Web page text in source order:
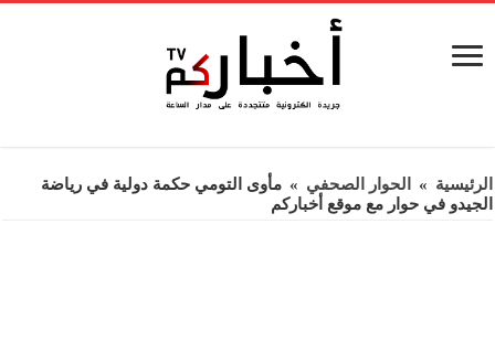
الرئيسية » الحوار الصحفي » مأوى التومي حكمة دولية في رياضة
الجيدو في حوار مع موقع أخباركم